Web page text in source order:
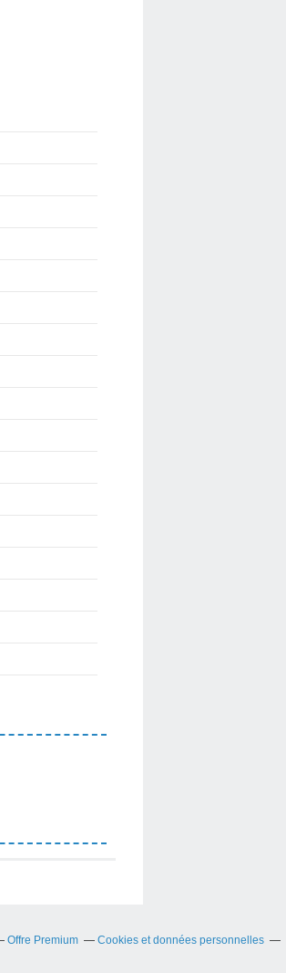
Offre Premium
Cookies et données personnelles